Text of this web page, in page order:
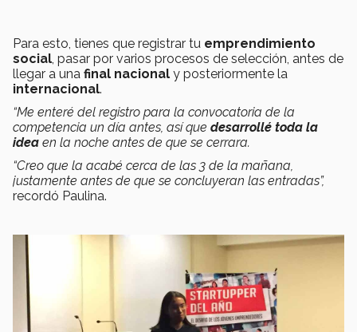
Para esto, tienes que registrar tu emprendimiento
social, pasar por varios procesos de selección, antes de
llegar a una final nacional y posteriormente la
internacional.
“Me enteré del registro para la convocatoria de la
competencia un día antes, así que desarrollé toda la
idea en la noche antes de que se cerrara.
“Creo que la acabé cerca de las 3 de la mañana,
justamente antes de que se concluyeran las entradas”,
recordó Paulina.